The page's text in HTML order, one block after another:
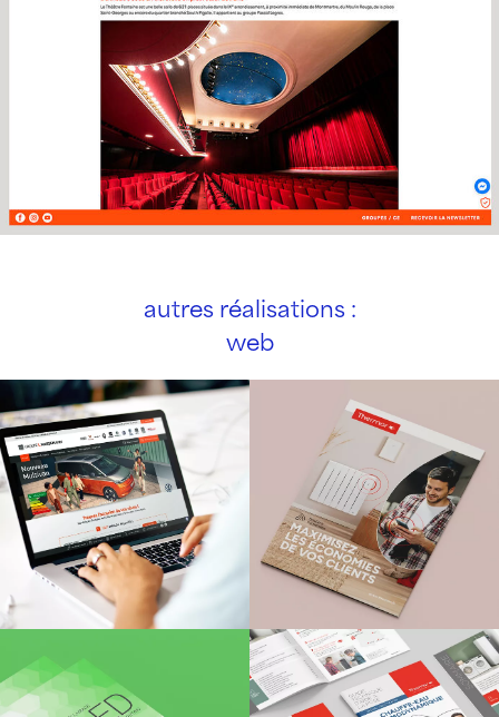
autres réalisations :
web